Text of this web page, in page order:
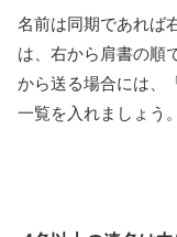
名前は同期であれば
は、右から肩書の順
から送る場合には、
一覧を入れましょう。